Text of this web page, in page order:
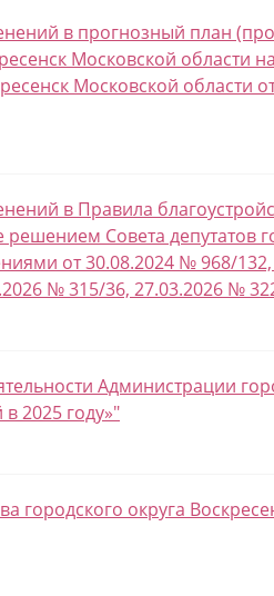
в прогнозный план
Московской области
Московской области
в Правила
Совета депутатов
от 30.08.2024 № 968/
№ 315/36, 27.03.2026 №
Администрации
2025 году»"
городского округа